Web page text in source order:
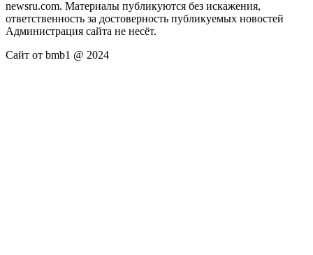
newsru.com. Материалы публикуются без искажения,
ответственность за достоверность публикуемых новостей
Администрация сайта не несёт.
Сайт от bmb1 @ 2024